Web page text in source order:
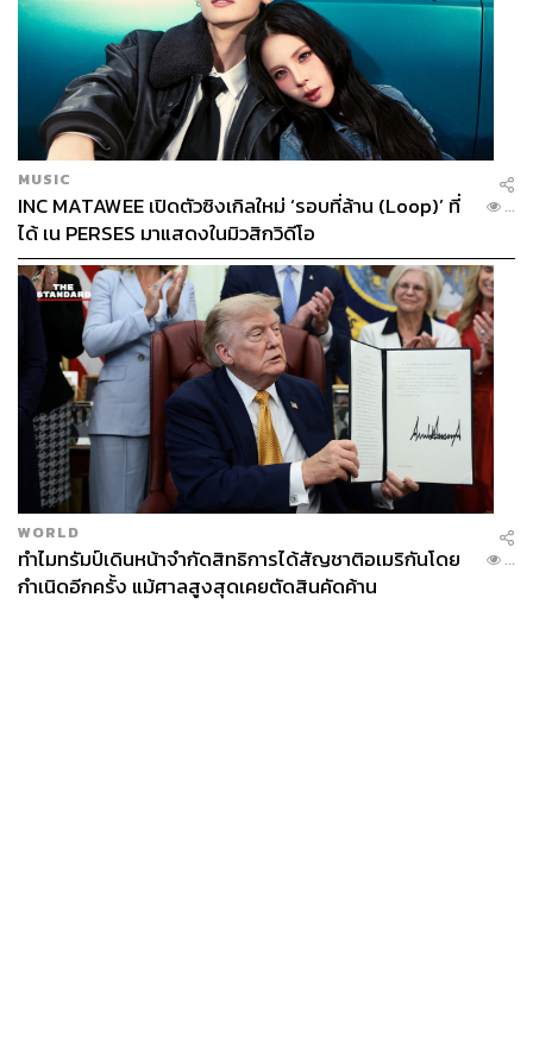
MUSIC
INC MATAWEE เปิดตัวซิงเกิลใหม่ ‘รอบที่ล้าน (Loop)’ ที่
ได้ เน PERSES มาแสดงในมิวสิกวิดีโอ
...
WORLD
ทำไมทรัมป์เดินหน้าจำกัดสิทธิการได้สัญชาติอเมริกันโดย
กำเนิดอีกครั้ง แม้ศาลสูงสุดเคยตัดสินคัดค้าน
...